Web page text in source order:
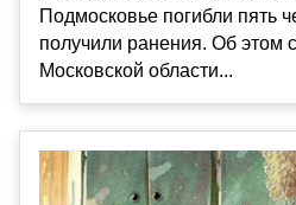
Подмосковье погибли пять
получили ранения. Об этом
Московской области...